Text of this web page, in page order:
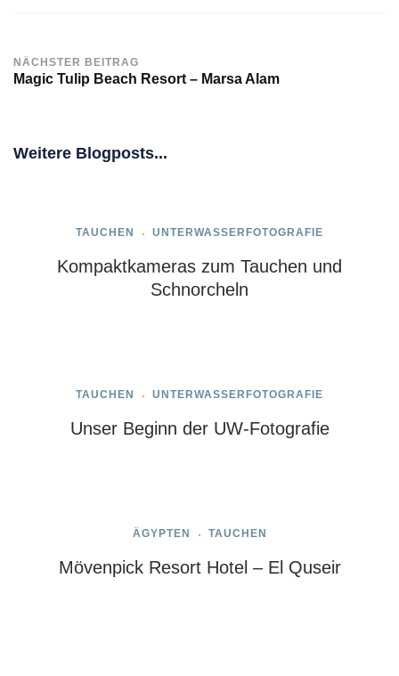
NÄCHSTER BEITRAG
Magic Tulip Beach Resort – Marsa Alam
Weitere Blogposts...
TAUCHEN UNTERWASSERFOTOGRAFIE
Kompaktkameras zum Tauchen und
Schnorcheln
TAUCHEN UNTERWASSERFOTOGRAFIE
Unser Beginn der UW-Fotografie
ÄGYPTEN TAUCHEN
Mövenpick Resort Hotel – El Quseir